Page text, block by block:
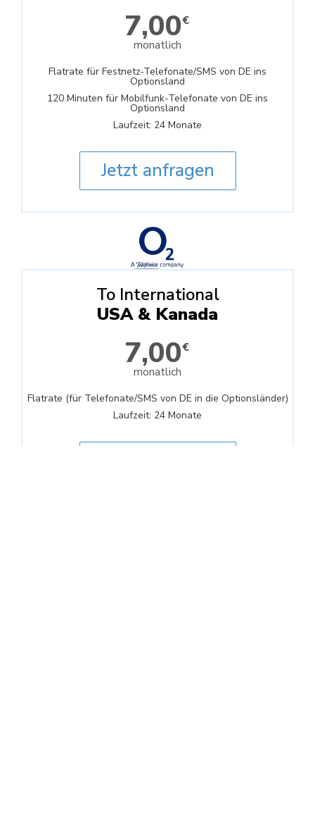
7,00€
monatlich
Flatrate für Festnetz-Telefonate/SMS von DE ins
Optionsland
120 Minuten für Mobilfunk-Telefonate von DE ins
Optionsland
Laufzeit: 24 Monate
Jetzt anfragen
To International
USA & Kanada
7,00€
monatlich
Flatrate (für Telefonate/SMS von DE in die Optionsländer)
Laufzeit: 24 Monate